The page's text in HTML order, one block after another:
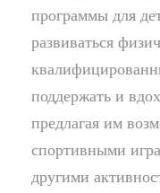
программы для
развиваться
поддержать и
предлагая им
спортивными
другими